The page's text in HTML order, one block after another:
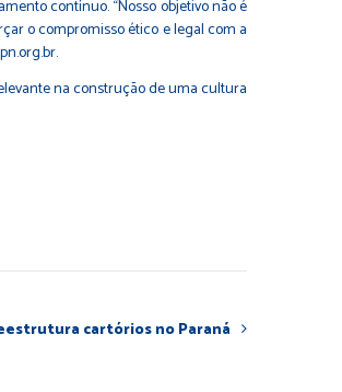
contínuo. “Nosso objetivo não é
o compromisso ético e legal com a
.
na construção de uma cultura
cartórios no Paraná